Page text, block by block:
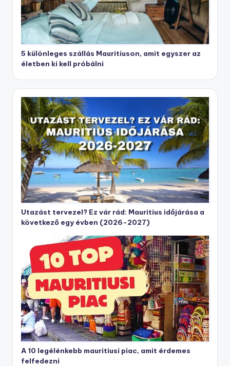
5 különleges szállás Mauritiuson, amit egyszer az
életben ki kell próbálni
Utazást tervezel? Ez vár rád: Mauritius időjárása a
következő egy évben (2026-2027)
A 10 legélénkebb mauritiusi piac, amit érdemes
felfedezni